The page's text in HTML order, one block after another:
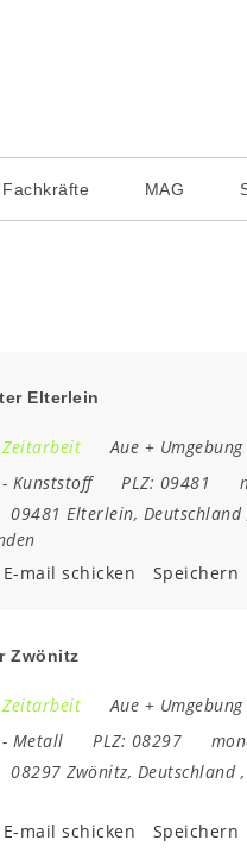
Fachkräfte MAG
Elterlein
Zeitarbeit Aue + Umgebung
- Kunststoff PLZ: 09481
09481 Elterlein, Deutschland
mail schicken
Speichern
Zwönitz
Zeitarbeit Aue + Umgebung
- Metall PLZ: 08297
08297 Zwönitz, Deutschland,
mail schicken
Speichern